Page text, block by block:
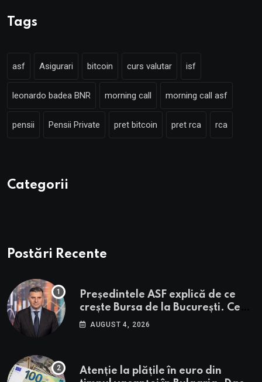
Tags
asf Asigurari bitcoin curs valutar isf
leonardo badea BNR morning call morning call asf
pensii Pensii Private pret bitcoin pret rca rca
Categorii
Postări Recente
Președintele ASF explică de ce
crește Bursa de la București. Ce
urmează pentru BVB potrivit lui
AUGUST 4, 2026
Atenție la plățile în euro din